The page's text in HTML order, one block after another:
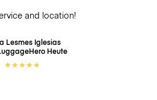
and location!
Lesmes Iglesias
Heute
★★★★★